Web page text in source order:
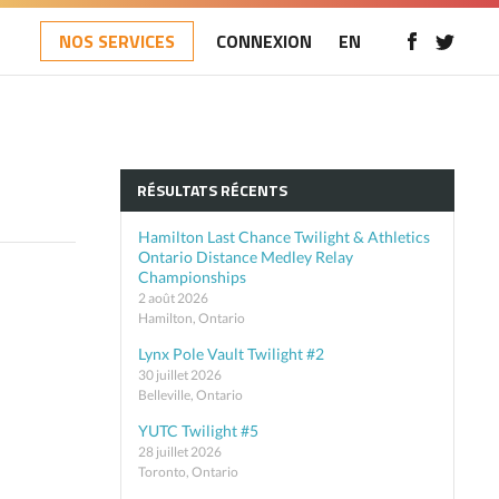
NOS SERVICES CONNEXION EN
RÉSULTATS RÉCENTS
Hamilton Last Chance Twilight & Athletics
Ontario Distance Medley Relay
Championships
2 août 2026
Hamilton, Ontario
Lynx Pole Vault Twilight #2
30 juillet 2026
Belleville, Ontario
YUTC Twilight #5
28 juillet 2026
Toronto, Ontario